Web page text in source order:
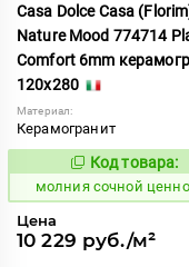
Casa Dolce Casa
Nature Mood 774714
Comfort 6mm
120x280
Материал:
Керамогранит
1011992
Код товара:
молния сочной
Цена
10 229 руб./м²